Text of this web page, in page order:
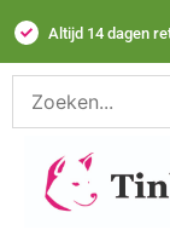
Altijd 14 dagen